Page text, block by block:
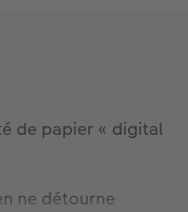
de papier « digital
ne détourne